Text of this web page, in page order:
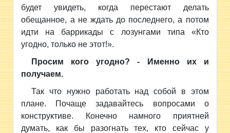
будет увидеть, когда перестают делать
обещанное, а не ждать до последнего, а потом
идти на баррикады с лозунгами типа «Кто
угодно, только не этот!».
Просим кого угодно? - Именно их и
получаем.
Так что нужно работать над собой в этом
плане. Почаще задавайтесь вопросами о
конструктиве. Конечно намного приятней
думать, как бы разогнать тех, кто сейчас у